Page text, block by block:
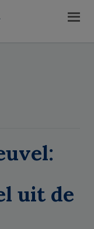
uit de